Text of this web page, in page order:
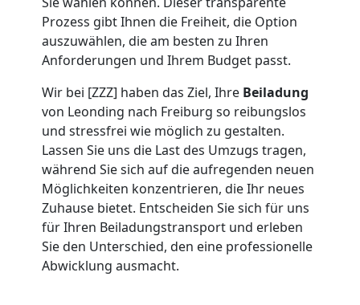
Prozess gibt Ihnen die Freiheit, die Option
auszuwählen, die am besten zu Ihren
Anforderungen und Ihrem Budget passt.
Wir bei [ZZZ] haben das Ziel, Ihre Beiladung
von Leonding nach Freiburg so reibungslos
und stressfrei wie möglich zu gestalten.
Lassen Sie uns die Last des Umzugs tragen,
während Sie sich auf die aufregenden neuen
Möglichkeiten konzentrieren, die Ihr neues
Zuhause bietet. Entscheiden Sie sich für uns
für Ihren Beiladungstransport und erleben
Sie den Unterschied, den eine professionelle
Abwicklung ausmacht.
Leonding
Umzug
Mann
LKW
Leonding